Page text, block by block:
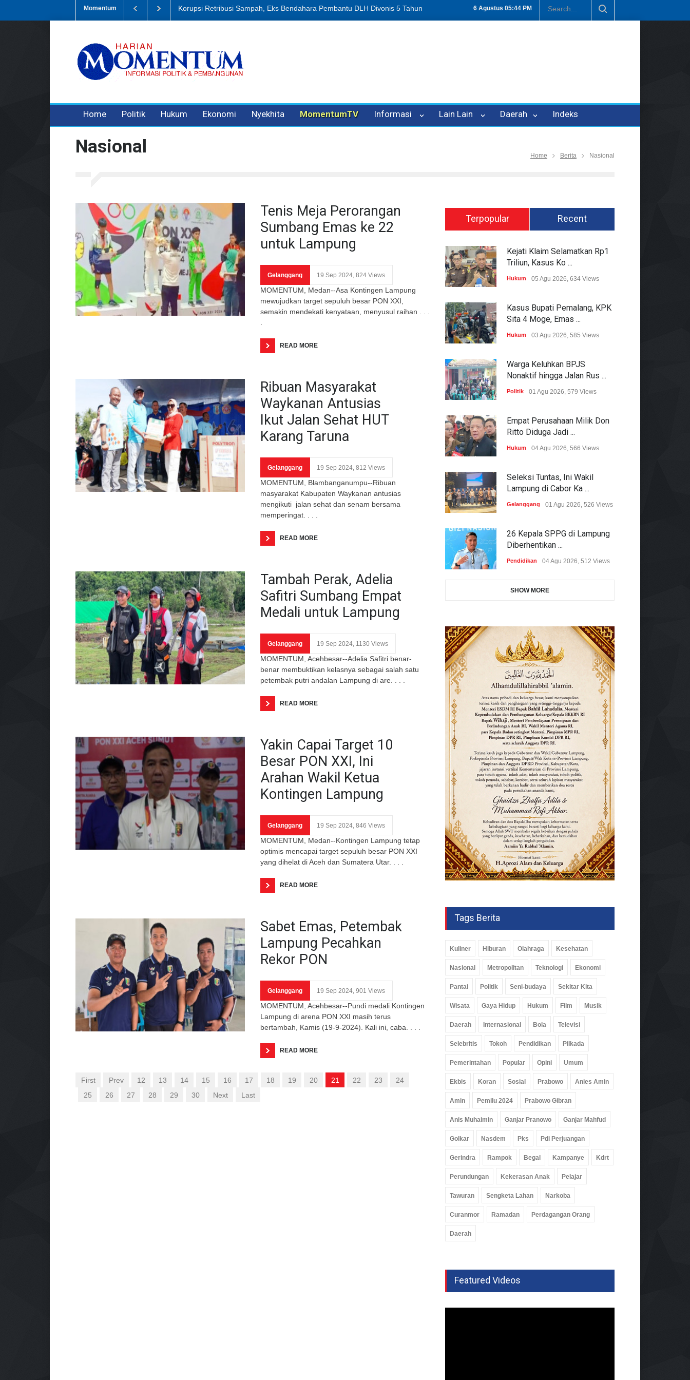
6 Agustus 05:44 PM
Momentum Korupsi Retribusi Sampah, Eks Bendahara Pembantu DLH Divonis 5 Tahun Dugaan Penipuan Oleh Oknum Kadis, Kuasa Hukum Pelapor Desak Polisi Tetapkan P-21
Home Politik Hukum Ekonomi Nyekhita MomentumTV Informasi Lain Lain Daerah Indeks
Nasional Home Berita Nasional
Tenis Meja Perorangan
Sumbang Emas ke 22
untuk Lampung
Gelanggang 19 Sep 2024, 824 Views
MOMENTUM, Medan--Asa Kontingen Lampung
mewujudkan target sepuluh besar PON XXI,
semakin mendekati kenyataan, menyusul raihan . . .
READ MORE
Ribuan Masyarakat
Waykanan Antusias
Ikut Jalan Sehat HUT
Karang Taruna
Gelanggang 19 Sep 2024, 812 Views
MOMENTUM, Blambanganumpu--Ribuan
masyarakat Kabupaten Waykanan antusias
mengikuti jalan sehat dan senam bersama
memperingat. . . .
READ MORE
Tambah Perak, Adelia
Safitri Sumbang Empat
Medali untuk Lampung
Gelanggang 19 Sep 2024, 1130 Views
MOMENTUM, Acehbesar--Adelia Safitri benar-
benar membuktikan kelasnya sebagai salah satu
petembak putri andalan Lampung di are. . . .
READ MORE
Yakin Capai Target 10
Besar PON XXI, Ini
Arahan Wakil Ketua
Kontingen Lampung
Gelanggang 19 Sep 2024, 846 Views
MOMENTUM, Medan--Kontingen Lampung tetap
optimis mencapai target sepuluh besar PON XXI
yang dihelat di Aceh dan Sumatera Utar. . . .
READ MORE
Sabet Emas, Petembak
Lampung Pecahkan
Rekor PON
Gelanggang 19 Sep 2024, 901 Views
MOMENTUM, Acehbesar--Pundi medali Kontingen
Lampung di arena PON XXI masih terus
bertambah, Kamis (19-9-2024). Kali ini, caba. . . .
READ MORE
First Prev 12 13 14 15 16 17 18 19 20 21 22 23
24
25
26 27 28 29 30 Next Last
Terpopular Recent
Kejati Klaim Selamatkan Rp1
Triliun, Kasus Ko ...
Hukum 05 Agu 2026, 634 Views
Kasus Bupati Pemalang, KPK
Sita 4 Moge, Emas ...
Hukum 03 Agu 2026, 585 Views
Warga Keluhkan BPJS
Nonaktif hingga Jalan Rus ...
Politik 01 Agu 2026, 579 Views
Empat Perusahaan Milik Don
Ritto Diduga Jadi ...
Hukum 04 Agu 2026, 566 Views
Seleksi Tuntas, Ini Wakil
Lampung di Cabor Ka ...
Gelanggang 01 Agu 2026, 526 Views
26 Kepala SPPG di Lampung
Diberhentikan ...
Pendidikan 04 Agu 2026, 512 Views
SHOW MORE
Tags Berita
Kuliner Hiburan Olahraga Kesehatan
Nasional Metropolitan Teknologi Ekonomi
Pantai Politik Seni-budaya Sekitar Kita
Wisata Gaya Hidup Hukum Film Musik
Daerah Internasional Bola Televisi
Selebritis Tokoh Pendidikan Pilkada
Pemerintahan Popular Opini Umum
Ekbis Koran Sosial Prabowo Anies Amin
Amin Pemilu 2024 Prabowo Gibran
Anis Muhaimin Ganjar Pranowo Ganjar Mahfud
Golkar Nasdem Pks Pdi Perjuangan
Gerindra Rampok Begal Kampanye Kdrt
Perundungan Kekerasan Anak Pelajar
Tawuran Sengketa Lahan Narkoba
Curanmor Ramadan Perdagangan Orang
Daerah
Featured Videos